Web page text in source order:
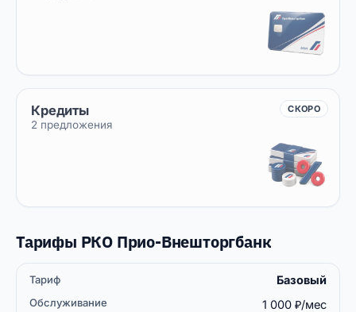
Кредиты
2 предложения
СКОРО
Тарифы РКО Прио-Внешторгбанк
Открытие
Базовый
1 000 ₽/мес